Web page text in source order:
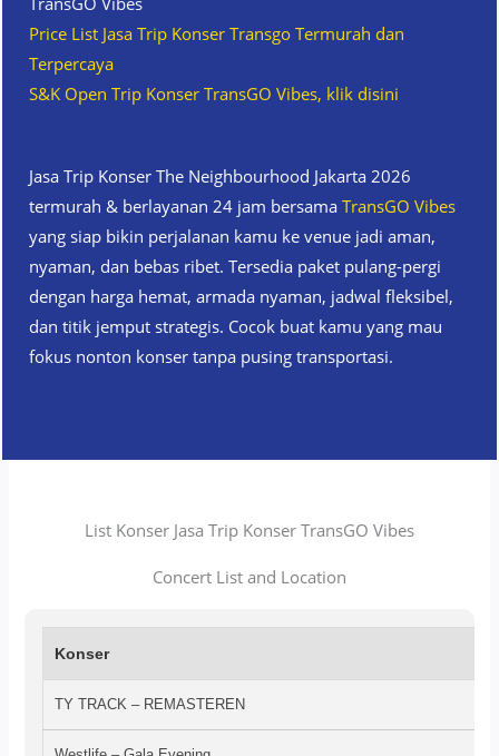
Price List Jasa Trip Konser Transgo Termurah dan
Terpercaya
S&K Open Trip Konser TransGO Vibes, klik disini
Jasa Trip Konser The Neighbourhood Jakarta 2026
termurah & berlayanan 24 jam bersamaTransGO Vibes
yang siap bikin perjalanan kamu ke venue jadi aman,
nyaman, dan bebas ribet. Tersedia paket pulang-pergi
dengan harga hemat, armada nyaman, jadwal fleksibel,
dan titik jemput strategis. Cocok buat kamu yang mau
fokus nonton konser tanpa pusing transportasi.
List Konser Jasa Trip Konser TransGO Vibes
Concert List and Location
Konser
TY TRACK – REMASTEREN